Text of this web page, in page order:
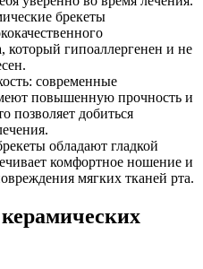
брекеты
который гипоаллергенен и не
современные
повышенную прочность и
позволяет добиться
обладают гладкой
комфортное ношение и
мягких тканей рта.